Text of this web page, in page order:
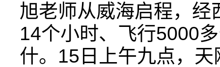
旭老师从威海启程，
14个小时、飞行5000
什。15日上午九点，